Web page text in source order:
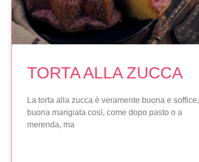
TORTA ALLA ZUCCA
La torta alla zucca è veramente buona e soffice,
buona mangiata così, come dopo pasto o a
merenda, ma